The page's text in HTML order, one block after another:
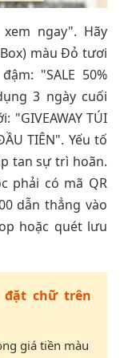
ngay". Hãy
màu Đỏ tươi
"SALE 50%
3 ngày cuối
TÚI
TIÊN". Yếu tố
tan sự trì hoãn.
phải có mã QR
dẫn thẳng vào
hoặc quét lưu
chữ trên
giá tiền màu